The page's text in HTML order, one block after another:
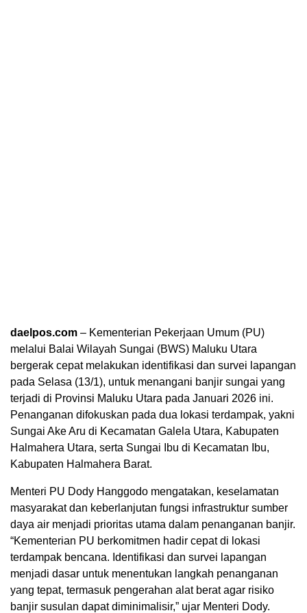
daelpos.com – Kementerian Pekerjaan Umum (PU)
melalui Balai Wilayah Sungai (BWS) Maluku Utara
bergerak cepat melakukan identifikasi dan survei lapangan
pada Selasa (13/1), untuk menangani banjir sungai yang
terjadi di Provinsi Maluku Utara pada Januari 2026 ini.
Penanganan difokuskan pada dua lokasi terdampak, yakni
Sungai Ake Aru di Kecamatan Galela Utara, Kabupaten
Halmahera Utara, serta Sungai Ibu di Kecamatan Ibu,
Kabupaten Halmahera Barat.
Menteri PU Dody Hanggodo mengatakan, keselamatan
masyarakat dan keberlanjutan fungsi infrastruktur sumber
daya air menjadi prioritas utama dalam penanganan banjir.
“Kementerian PU berkomitmen hadir cepat di lokasi
terdampak bencana. Identifikasi dan survei lapangan
menjadi dasar untuk menentukan langkah penanganan
yang tepat, termasuk pengerahan alat berat agar risiko
banjir susulan dapat diminimalisir,” ujar Menteri Dody.